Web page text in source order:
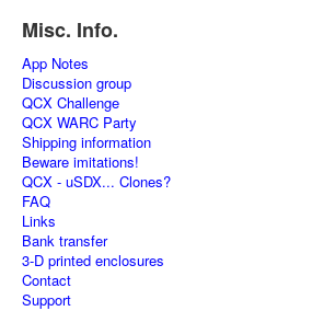
Misc. Info.
App Notes
Discussion group
QCX Challenge
QCX WARC Party
Shipping information
Beware imitations!
QCX - uSDX... Clones?
FAQ
Links
Bank transfer
3-D printed enclosures
Contact
Support